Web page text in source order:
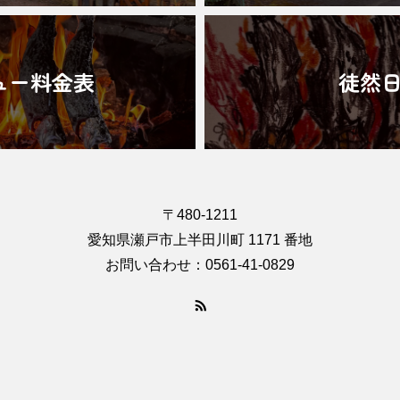
ー料金表 徒然
〒480-1211
愛知県瀬戸市上半田川町 1171 番地
お問い合わせ：0561-41-0829